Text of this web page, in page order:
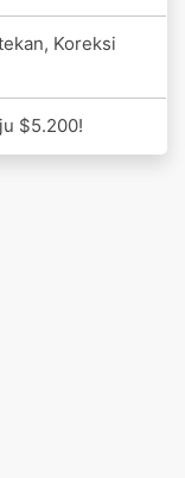
Koreksi
$5.200!